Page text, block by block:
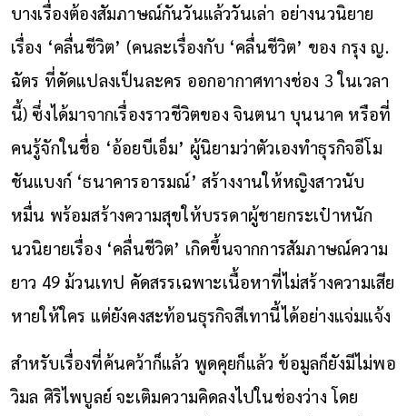
บางเรื่องต้องสัมภาษณ์กันวันแล้ววันเล่า อย่างนวนิยาย
เรื่อง ‘คลื่นชีวิต’ (คนละเรื่องกับ ‘คลื่นชีวิต’ ของ กรุงญ.
ฉัตร ที่ดัดแปลงเป็นละคร ออกอากาศทางช่อง 3 ในเวลา
นี้) ซึ่งได้มาจากเรื่องราวชีวิตของ จินตนา บุนนาค หรือที่
คนรู้จักในชื่อ ‘อ้อยบีเอ็ม’ ผู้นิยามว่าตัวเองทำธุรกิจอีโม
ชันแบงก์ ‘ธนาคารอารมณ์’ สร้างงานให้หญิงสาวนับ
หมื่น พร้อมสร้างความสุขให้บรรดาผู้ชายกระเป๋าหนัก
นวนิยายเรื่อง ‘คลื่นชีวิต’ เกิดขึ้นจากการสัมภาษณ์ความ
ยาว 49 ม้วนเทป คัดสรรเฉพาะเนื้อหาที่ไม่สร้างความเสีย
หายให้ใคร แต่ยังคงสะท้อนธุรกิจสีเทานี้ได้อย่างแจ่มแจ้ง
สำหรับเรื่องที่ค้นคว้าก็แล้ว พูดคุยก็แล้ว ข้อมูลก็ยังมีไม่พอ
วิมล ศิริไพบูลย์ จะเติมความคิดลงไปในช่องว่าง โดย